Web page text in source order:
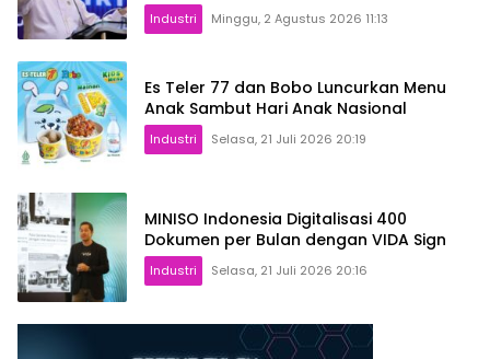
Industri Minggu, 2 Agustus 2026 11:13
Es Teler 77 dan Bobo Luncurkan Menu
Anak Sambut Hari Anak Nasional
Industri Selasa, 21 Juli 2026 20:19
MINISO Indonesia Digitalisasi 400
Dokumen per Bulan dengan VIDA Sign
Industri Selasa, 21 Juli 2026 20:16